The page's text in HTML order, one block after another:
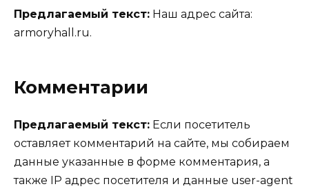
Предлагаемый текст: Наш адрес сайта:
armoryhall.ru.
Комментарии
Предлагаемый текст: Если посетитель
оставляет комментарий на сайте, мы собираем
данные указанные в форме комментария, а
также IP адрес посетителя и данные user-agent